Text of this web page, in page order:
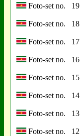
Foto-set no. 19
Foto-set no. 18
Foto-set no. 17
Foto-set no. 16
Foto-set no. 15
Foto-set no. 14
Foto-set no. 13
Foto-set no. 12